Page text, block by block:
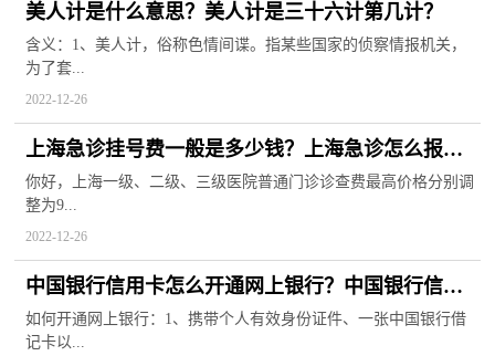
美人计是什么意思？美人计是三十六计第几计？
含义：1、美人计，俗称色情间谍。指某些国家的侦察情报机关，
为了套...
2022-12-26
上海急诊挂号费一般是多少钱？上海急诊怎么报
销？
你好，上海一级、二级、三级医院普通门诊诊查费最高价格分别调
整为9...
2022-12-26
中国银行信用卡怎么开通网上银行？中国银行信用
卡还款日是每月几号？
如何开通网上银行：1、携带个人有效身份证件、一张中国银行借
记卡以...